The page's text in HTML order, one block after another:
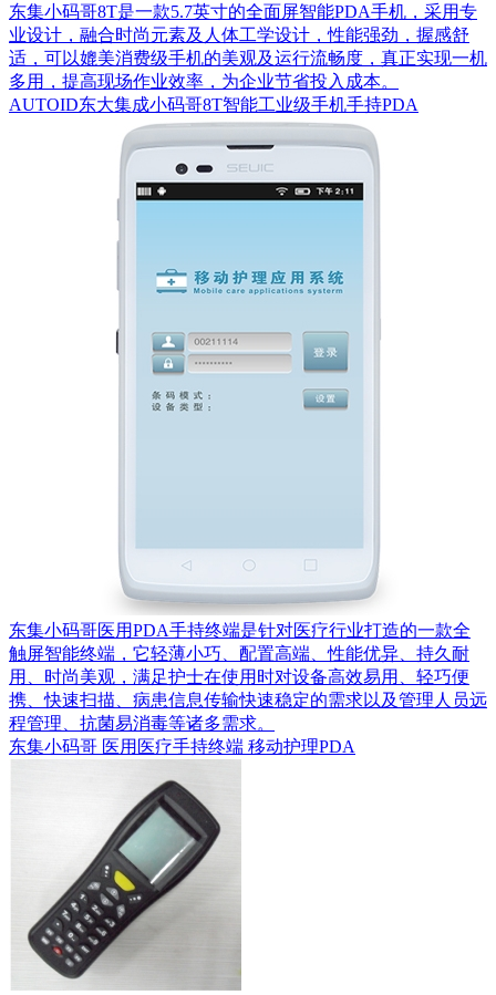
东集小码哥8T是一款5.7英寸的全面屏智能PDA手机，采用专
业设计，融合时尚元素及人体工学设计，性能强劲，握感舒
适，可以媲美消费级手机的美观及运行流畅度，真正实现一机
多用，提高现场作业效率，为企业节省投入成本。
AUTOID东大集成小码哥8T智能工业级手机手持PDA
东集小码哥医用PDA手持终端是针对医疗行业打造的一款全
触屏智能终端，它轻薄小巧、配置高端、性能优异、持久耐
用、时尚美观，满足护士在使用时对设备高效易用、轻巧便
携、快速扫描、病患信息传输快速稳定的需求以及管理人员远
程管理、抗菌易消毒等诸多需求。
东集小码哥 医用医疗手持终端 移动护理PDA